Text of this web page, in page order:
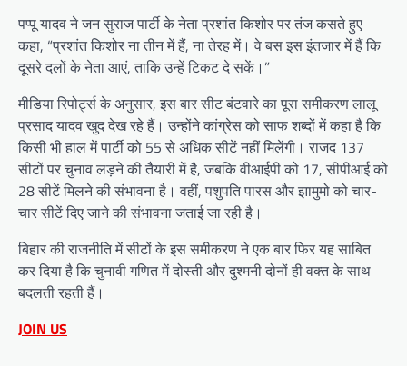
पप्पू यादव ने जन सुराज पार्टी के नेता प्रशांत किशोर पर तंज कसते हुए
कहा, “प्रशांत किशोर ना तीन में हैं, ना तेरह में। वे बस इस इंतजार में हैं कि
दूसरे दलों के नेता आएं, ताकि उन्हें टिकट दे सकें।”
मीडिया रिपोर्ट्स के अनुसार, इस बार सीट बंटवारे का पूरा समीकरण लालू
प्रसाद यादव खुद देख रहे हैं। उन्होंने कांग्रेस को साफ शब्दों में कहा है कि
किसी भी हाल में पार्टी को 55 से अधिक सीटें नहीं मिलेंगी। राजद 137
सीटों पर चुनाव लड़ने की तैयारी में है, जबकि वीआईपी को 17, सीपीआई को
28 सीटें मिलने की संभावना है। वहीं, पशुपति पारस और झामुमो को चार-
चार सीटें दिए जाने की संभावना जताई जा रही है।
बिहार की राजनीति में सीटों के इस समीकरण ने एक बार फिर यह साबित
कर दिया है कि चुनावी गणित में दोस्ती और दुश्मनी दोनों ही वक्त के साथ
बदलती रहती हैं।
JOIN US